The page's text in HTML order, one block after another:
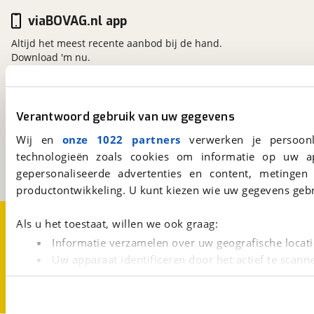
Verantwoord gebruik van uw gegevens
Wij en onze 1022 partners verwerken je
technologieën zoals cookies om informatie op
gepersonaliseerde advertenties en content,
productontwikkeling. U kunt kiezen wie uw gegevens
Als u het toestaat, willen we ook graag:
Informatie verzamelen over uw geografische
Uw apparaat identificeren door het actief te
Lees meer over hoe uw persoonlijke gegevens worden
viaBOVAG.nl
3981 AJ
Bunnik
Een initiatief van
BOVAG
viaBOVAG.nl app
Altijd het meest recente aanbod bij de hand.
Download 'm nu.
Over viaBOVAG.nl
Disclaimer- en Privacyverklaring
CookievoorkeurenVacatures